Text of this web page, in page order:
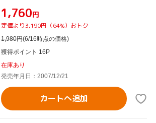
¥1,760円
定価より3,190円（64%）おトク
1,980円(6/16時点の価格)
獲得ポイント 16P
在庫あり
発売年月日：2007/12/21
カートへ追加